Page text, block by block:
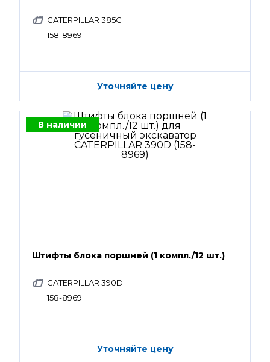
CATERPILLAR 385C
158-8969
Уточняйте цену
В наличии
Штифты блока поршней (1 компл./12 шт.)
CATERPILLAR 390D
158-8969
Уточняйте цену